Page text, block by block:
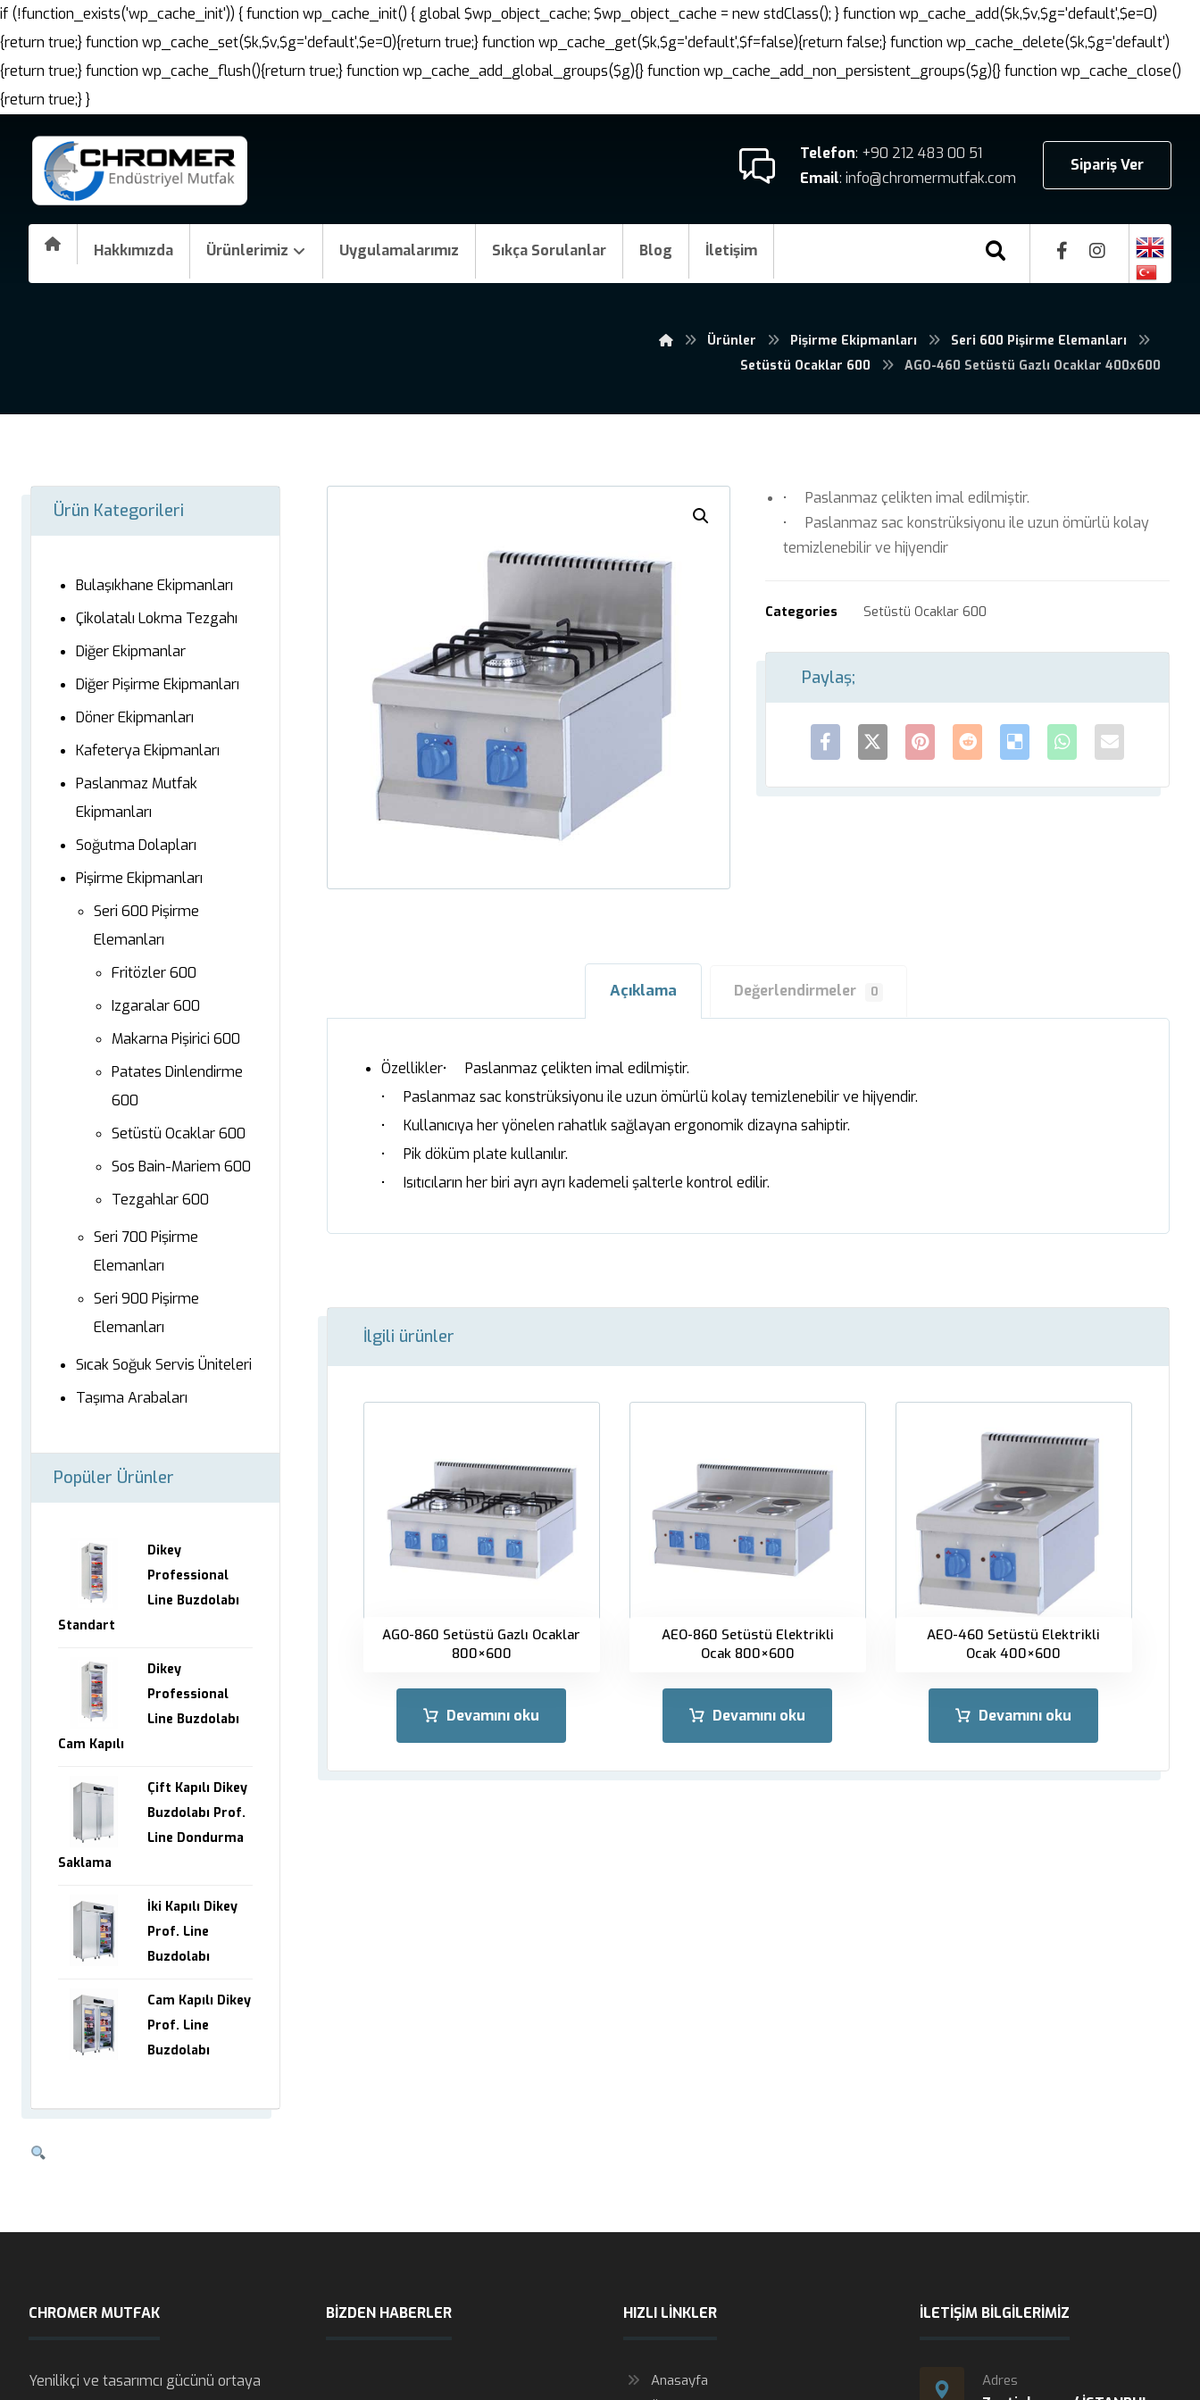
if (!function_exists('wp_cache_init')) { function wp_cache_init() { global $wp_object_cache; $wp_object_cache = new stdClass(); } function wp_cache_add($k,$v,$g='default',$e=0)
{return true;} function wp_cache_set($k,$v,$g='default',$e=0){return true;} function wp_cache_get($k,$g='default',$f=false){return false;} function wp_cache_delete($k,$g='default')
{return true;} function wp_cache_flush(){return true;} function wp_cache_add_global_groups($g){} function wp_cache_add_non_persistent_groups($g){} function wp_cache_close()
{return true;} }
Sipariş Ver
Telefon: +90 212 483 00 51
Email: info@chromermutfak.com
Hakkımızda Ürünlerimiz Uygulamalarımız Sıkça Sorulanlar Blog İletişim
Ürünler Pişirme Ekipmanları
Seri 600 Pişirme Elemanları
Setüstü Ocaklar 600
AGO-460 Setüstü Gazlı Ocaklar 400x600
• Paslanmaz çelikten imal edilmiştir.
• Paslanmaz sac konstrüksiyonu ile uzun ömürlü kolay
temizlenebilir ve hijyendir
Categories Setüstü Ocaklar 600
Açıklama Değerlendirmeler 0
Özellikler• Paslanmaz çelikten imal edilmiştir.
• Paslanmaz sac konstrüksiyonu ile uzun ömürlü kolay temizlenebilir ve hijyendir.
• Kullanıcıya her yönelen rahatlık sağlayan ergonomik dizayna sahiptir.
• Pik döküm plate kullanılır.
• Isıtıcıların her biri ayrı ayrı kademeli şalterle kontrol edilir.
İlgili ürünler
AGO-860 Setüstü Gazlı Ocaklar
800×600
Devamını oku
AEO-860 Setüstü Elektrikli
Ocak 800×600
Devamını oku
AEO-460 Setüstü Elektrikli
Ocak 400×600
Devamını oku
Ürün Kategorileri
Bulaşıkhane Ekipmanları
Çikolatalı Lokma Tezgahı
Diğer Ekipmanlar
Diğer Pişirme Ekipmanları
Döner Ekipmanları
Kafeterya Ekipmanları
Paslanmaz Mutfak
Ekipmanları
Soğutma Dolapları
Pişirme Ekipmanları
Seri 600 Pişirme
Elemanları
Fritözler 600
Izgaralar 600
Makarna Pişirici 600
Patates Dinlendirme
600
Setüstü Ocaklar 600
Sos Bain-Mariem 600
Tezgahlar 600
Seri 700 Pişirme
Elemanları
Seri 900 Pişirme
Elemanları
Sıcak Soğuk Servis Üniteleri
Taşıma Arabaları
Popüler Ürünler
Dikey
Professional
Line Buzdolabı
Standart
Dikey
Professional
Line Buzdolabı
Cam Kapılı
Çift Kapılı Dikey
Buzdolabı Prof.
Line Dondurma
Saklama
İki Kapılı Dikey
Prof. Line
Buzdolabı
Cam Kapılı Dikey
Prof. Line
Buzdolabı
CHROMER MUTFAK
Yenilikçi ve tasarımcı gücünü ortaya
BIZDEN HABERLER HIZLI LINKLER
Anasayfa
İLETIŞIM BILGILERIMIZ
Adres